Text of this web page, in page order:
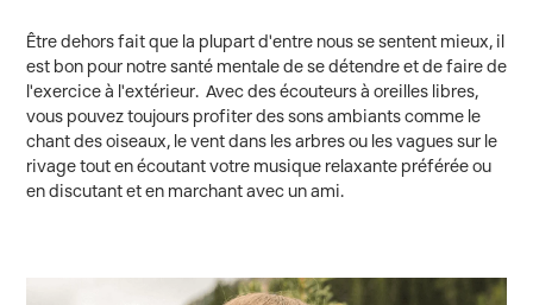
Être dehors fait que la plupart d'entre nous se sentent mieux, il
est bon pour notre santé mentale de se détendre et de faire de
l'exercice à l'extérieur. Avec des écouteurs à oreilles libres,
vous pouvez toujours profiter des sons ambiants comme le
chant des oiseaux, le vent dans les arbres ou les vagues sur le
rivage tout en écoutant votre musique relaxante préférée ou
en discutant et en marchant avec un ami.